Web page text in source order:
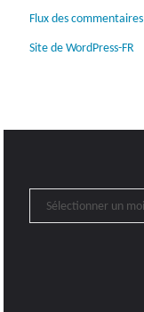
Flux des commentaires
Site de WordPress-FR
Archives